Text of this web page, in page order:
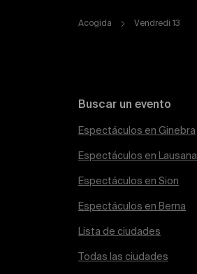
Acogida Vendredi 13
Buscar un evento
Espectáculos en Ginebra
Espectáculos en Lausana
Espectáculos en Sion
Espectáculos en Berna
Lista de ciudades
Todas las ciudades